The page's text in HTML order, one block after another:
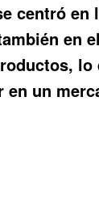
centró en
en
lo
en un